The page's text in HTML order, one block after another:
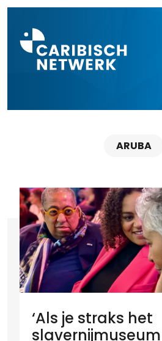
ARUBA
‘Als je straks het
slavernijmuseum